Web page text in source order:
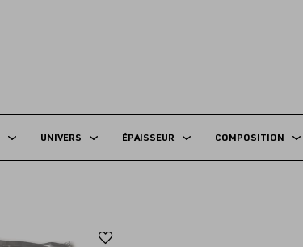
UNIVERS ÉPAISSEUR COMPOSITION